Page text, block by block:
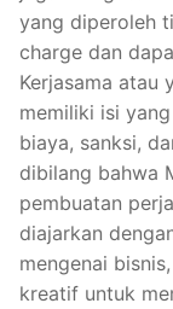
yang diperoleh
charge dan
Kerjasama atau
memiliki isi
biaya, sanksi,
dibilang bahwa
pembuatan
diajarkan
mengenai
kreatif untuk